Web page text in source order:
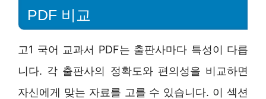
PDF 비교
고1 국어 교과서 PDF는 출판사마다 특성이 다릅
니다. 각 출판사의 정확도와 편의성을 비교하면
자신에게 맞는 자료를 고를 수 있습니다. 이 섹션